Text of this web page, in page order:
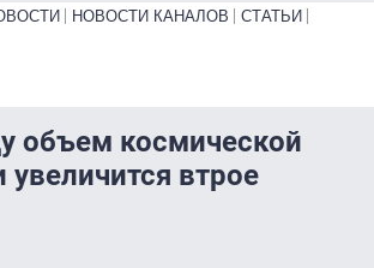
НОВОСТИ КАНАЛОВ
СТАТЬИ
объем космической
втрое